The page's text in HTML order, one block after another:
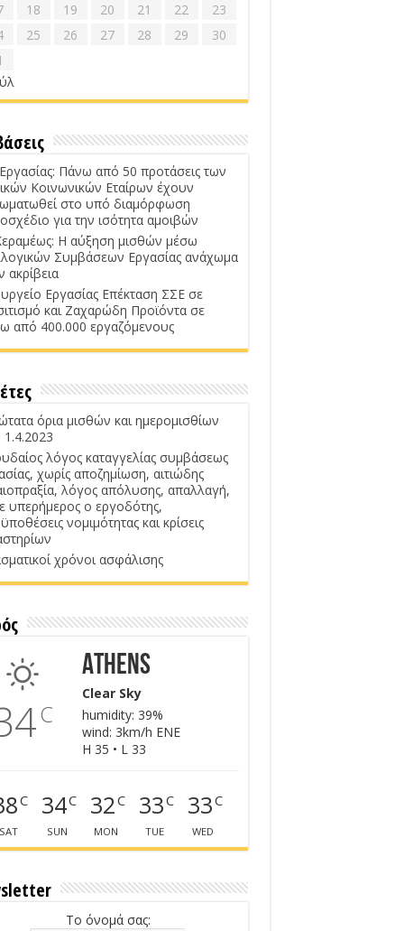
18 19 20 21 22
23
25 26 27 28 29
30
Πάνω από 50 προτάσεις των
Κοινωνικών Εταίρων έχουν
στο υπό διαμόρφωση
για την ισότητα αμοιβών
Η αύξηση μισθών μέσω
Συμβάσεων Εργασίας ανάχωμα
ακρίβεια
Εργασίας Επέκταση ΣΣΕ σε
και Ζαχαρώδη Προϊόντα σε
από 400.000 εργαζόμενους
όρια μισθών και ημερομισθίων
λόγος καταγγελίας συμβάσεως
χωρίς αποζημίωση, αιτιώδης
λόγος απόλυσης, απαλλαγή,
υπερήμερος ο εργοδότης,
νομιμότητας και κρίσεις
χρόνοι ασφάλισης
C
Athens
Clear Sky
humidity: 39%
wind: 3km/h ENE
H 35 • L 33
C
SAT
34C
SUN
32C
MON
33C
TUE
33C
WED
Το όνομά σας: